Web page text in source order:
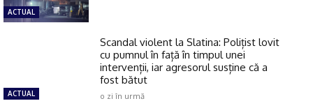
ACTUAL
ACTUAL
Scandal violent la Slatina: Polițist lovit
cu pumnul în față în timpul unei
intervenții, iar agresorul susține că a
fost bătut
o zi în urmă